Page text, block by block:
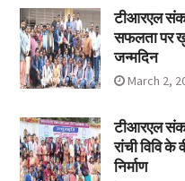
टीआरएल
सफलता पर
जन्मदिन
March 2,
टीआरएल
रांची विवि के
निर्माण